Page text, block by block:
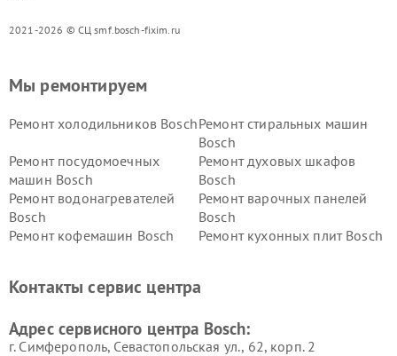
2021-2026 © СЦ smf.bosch-fixim.ru
Мы ремонтируем
Ремонт холодильников BoschРемонт стиральных машин
Bosch
Ремонт посудомоечных
машин Bosch
Ремонт духовых шкафов
Bosch
Ремонт водонагревателей
Bosch
Ремонт варочных панелей
Bosch
Ремонт кофемашин Bosch
Ремонт кухонных плит Bosch
Ремонт сушильных автоматовРемонт морозильных камер
Контакты сервис центра
Адрес сервисного центра Bosch:
г. Симферополь, Севастопольская ул., 62, корп. 2